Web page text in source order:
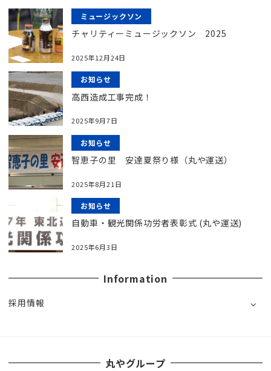
ミュージックソン
チャリティーミュージックソン 2025
2025年12月24日
お知らせ
高西造成工事完成！
2025年9月7日
お知らせ
智恵子の里 安達夏祭り様（丸や運送）
2025年8月21日
お知らせ
自動車・観光関係功労者表彰式 (丸や運送)
2025年6月3日
Information
採用情報
丸やグループ